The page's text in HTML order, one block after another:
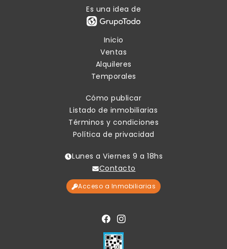
Es una idea de
Inicio
Ventas
Alquileres
Temporales
Cómo publicar
Listado de inmobiliarias
Términos y condiciones
Política de privacidad
Lunes a Viernes 9 a 18hs
Contacto
Acceso a Inmobiliarias